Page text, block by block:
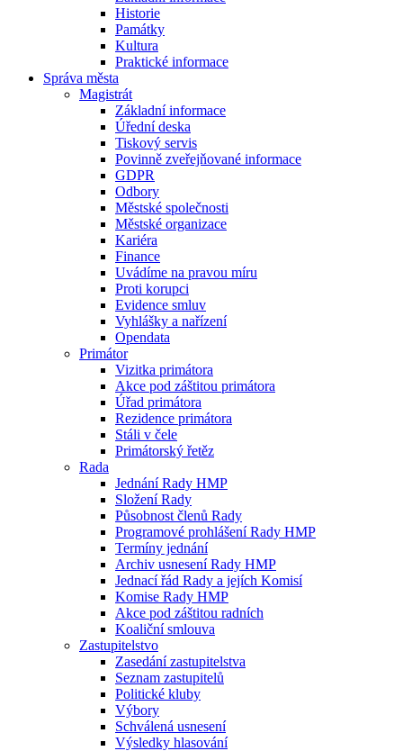
Historie
Památky
Kultura
Praktické informace
Správa města
Magistrát
Základní informace
Úřední deska
Tiskový servis
Povinně zveřejňované informace
GDPR
Odbory
Městské společnosti
Městské organizace
Kariéra
Finance
Uvádíme na pravou míru
Proti korupci
Evidence smluv
Vyhlášky a nařízení
Opendata
Primátor
Vizitka primátora
Akce pod záštitou primátora
Úřad primátora
Rezidence primátora
Stáli v čele
Primátorský řetěz
Rada
Jednání Rady HMP
Složení Rady
Působnost členů Rady
Programové prohlášení Rady HMP
Termíny jednání
Archiv usnesení Rady HMP
Jednací řád Rady a jejích Komisí
Komise Rady HMP
Akce pod záštitou radních
Koaliční smlouva
Zastupitelstvo
Zasedání zastupitelstva
Seznam zastupitelů
Politické kluby
Výbory
Schválená usnesení
Výsledky hlasování